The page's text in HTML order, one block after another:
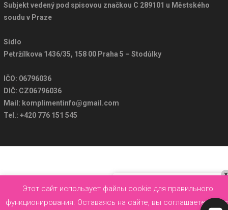
Этот сайт использует файлы cookie для правильного
функционирования. Оставаясь на сайте, вы соглашаетесь с
Subjekt vedený pod spisovou značkou C 289101 u Městského
soudu v Praze
Sídlo
Petržílkova 1436/35, 158 00 Praha 5 – Stodůlky
IČO: 06796036
DIČ: CZ06796036
Mail: komplimentinfo@gmail.com
Tel.: +420 776 151 545
Dobrý den, mohu vám pomoci?
×